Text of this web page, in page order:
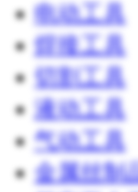
电动工具
焊接工具
切割工具
液动工具
气动工具
金属丝制